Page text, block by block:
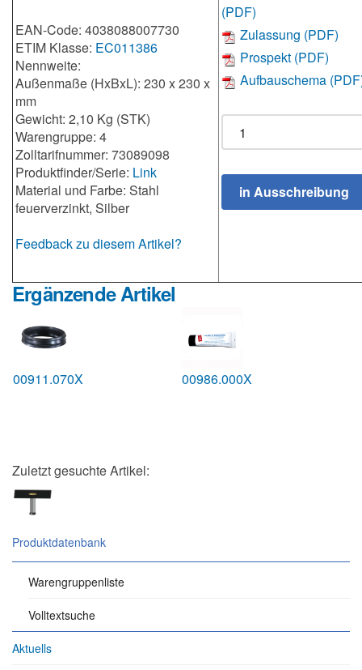
EAN-Code: 4038088007730
ETIM Klasse: EC011386
Nennweite:
Außenmaße (HxBxL): 230 x 230 x
mm
Gewicht: 2,10 Kg (STK)
Warengruppe: 4
Zolltarifnummer: 73089098
Produktfinder/Serie: Link
Material und Farbe: Stahl
feuerverzinkt, Silber
Feedback zu diesem Artikel?
(PDF)
Zulassung (PDF)
Prospekt (PDF)
Aufbauschema
Ergänzende Artikel
00911.070X 00986.000X
Zuletzt gesuchte Artikel:
Produktdatenbank
Warengruppenliste
Volltextsuche
Aktuells